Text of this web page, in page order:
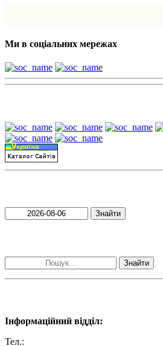
Ми в соціальних мережах
Знайти
Знайти
Інформаційний відділ:
Тел.: